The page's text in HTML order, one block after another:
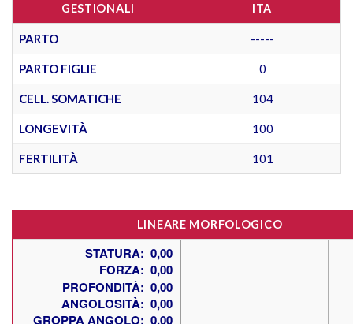
GESTIONALI ITA
PARTO -----
PARTO FIGLIE 0
CELL. SOMATICHE 104
LONGEVITÀ 100
FERTILITÀ 101
LINEARE MORFOLOGICO